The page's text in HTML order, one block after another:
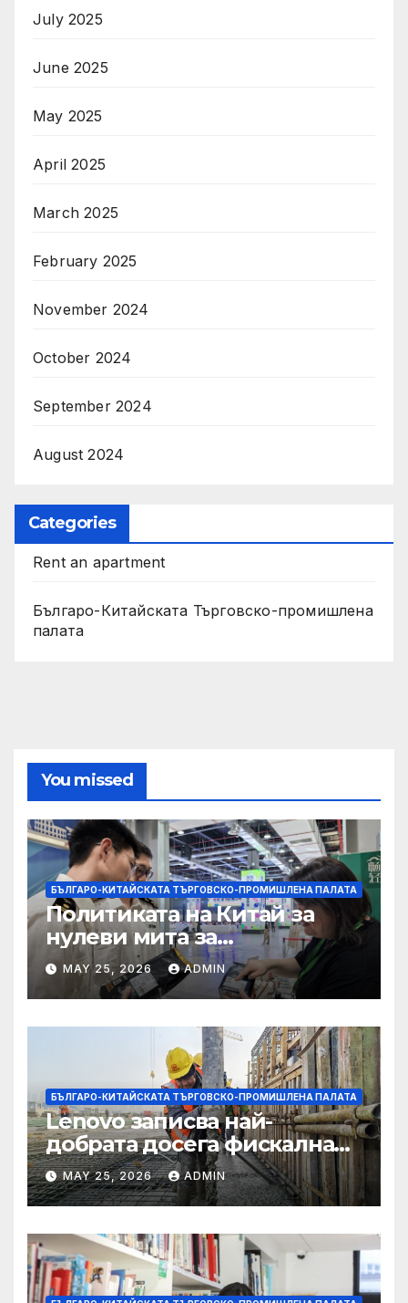
July 2025
June 2025
May 2025
April 2025
March 2025
February 2025
November 2024
October 2024
September 2024
August 2024
Categories
Rent an apartment
Българо-Китайската Търговско-промишлена
палата
You missed
БЪЛГАРО-КИТАЙСКАТА ТЪРГОВСКО-ПРОМИШЛЕНА ПАЛАТА
Политиката на Китай за
нулеви мита за
африканските страни е от
полза за кафе индустрията
MAY 25, 2026 ADMIN
БЪЛГАРО-КИТАЙСКАТА ТЪРГОВСКО-ПРОМИШЛЕНА ПАЛАТА
Lenovo записва най-
добрата досега фискална
година
MAY 25, 2026 ADMIN